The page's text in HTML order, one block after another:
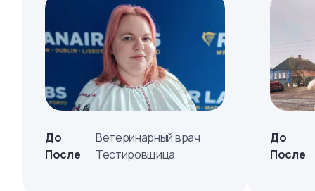
До
Ветеринарный врач
После
Тестировщица
До
После